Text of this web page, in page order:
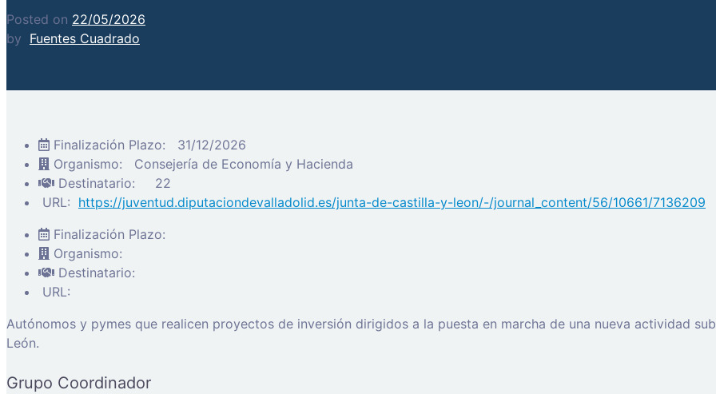
Posted on 22/05/2026
by Fuentes Cuadrado
Finalización Plazo:
31/12/2026
Organismo:
Consejería de Economía y Hacienda
Destinatario:
22
URL: https://juventud.diputaciondevalladolid.es/junta-de-castilla-y-leon/-/journal_content/56/10661/7136209
Finalización Plazo:
Organismo:
Destinatario:
URL:
Autónomos y pymes que realicen proyectos de inversión dirigidos a la puesta en marcha de una nueva actividad
León.
Grupo Coordinador